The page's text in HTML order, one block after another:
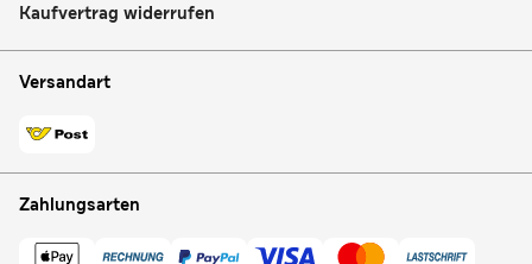
Kaufvertrag widerrufen
Versandart
Zahlungsarten